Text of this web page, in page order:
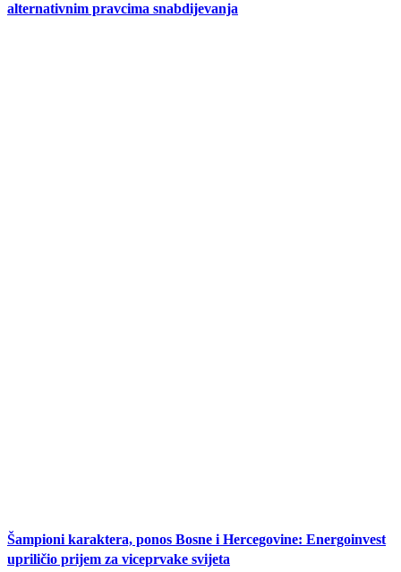
alternativnim pravcima snabdijevanja
Šampioni karaktera, ponos Bosne i Hercegovine: Energoinvest
upriličio prijem za viceprvake svijeta